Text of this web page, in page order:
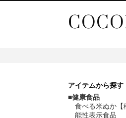
アイテムから探す
健康食品
食べる米ぬか【
能性表示食品